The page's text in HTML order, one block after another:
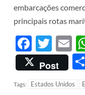
embarcações
principais rotas
Post
Tags: Estados Unidos